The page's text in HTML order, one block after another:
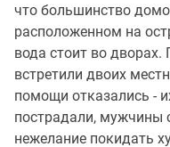
что большинство
расположенном на
вода стоит во
встретили двоих
помощи отказались -
пострадали, мужчины
нежелание покидать